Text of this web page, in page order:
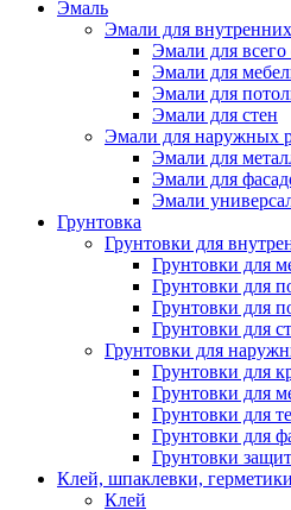
Эмаль
Эмали для
Эмали для всего
Эмали для
Эмали для
Эмали для стен
Эмали для наружных
Эмали для
Эмали для
Эмали
Грунтовка
Грунтовки для
Грунтовки для
Грунтовки для
Грунтовки для
Грунтовки для
Грунтовки для
Грунтовки для
Грунтовки для
Грунтовки для
Грунтовки для
Грунтовки
Клей, шпаклевки, герметики
Клей